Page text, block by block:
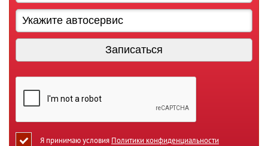
Я принимаю условия Политики конфиденциальности